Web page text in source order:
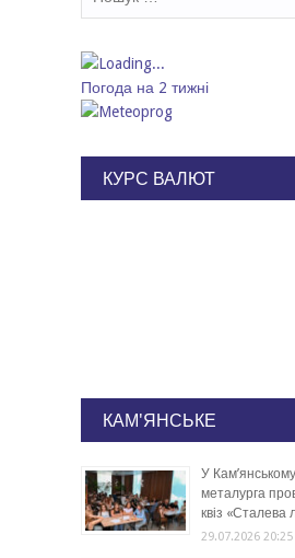
Погода на 2 тижні
КУРС ВАЛЮТ
КАМ'ЯНСЬКЕ
У
металурга
квіз «Сталева
29.07.2026 20:25